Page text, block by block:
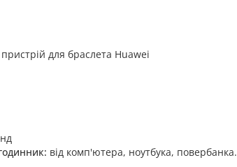
для браслета Huawei
від комп'ютера, ноутбука, повербанка.